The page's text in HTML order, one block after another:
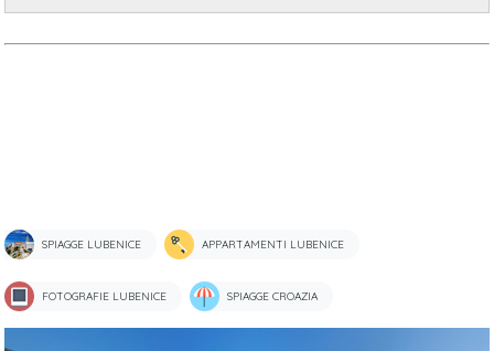
SPIAGGE LUBENICE APPARTAMENTI LUBENICE
FOTOGRAFIE LUBENICE SPIAGGE CROAZIA